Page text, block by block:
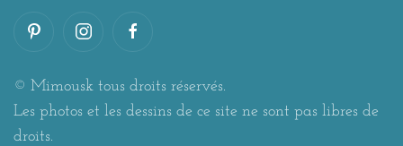
© Mimousk tous droits réservés.
Les photos et les dessins de ce site ne sont pas libres de
droits.